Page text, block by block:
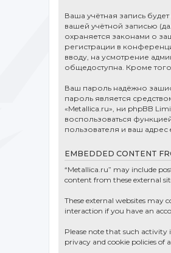
Ваша учётная запись
вашей учётной записью
охраняется законами о
регистрации в
вводу, на усмотрение
общедоступна. Кроме
Ваш пароль надёжно
пароль является
«Metallica.ru», ни phpBB
воспользоваться
пользователя и ваш
EMBEDDED CONTENT
“Metallica.ru” may include
content from these external
These external websites
interaction if you have an
Please note that such activity
privacy and cookie policies